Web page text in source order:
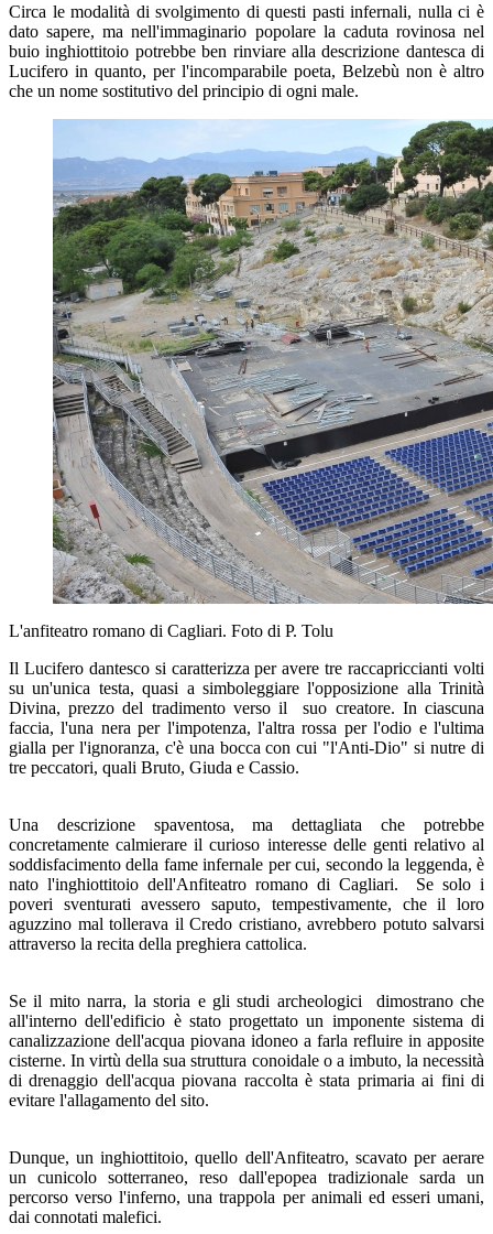
Circa le modalità di svolgimento di questi pasti infernali, nulla ci è
dato sapere, ma nell'immaginario popolare la caduta rovinosa nel
buio inghiottitoio potrebbe ben rinviare alla descrizione dantesca di
Lucifero in quanto, per l'incomparabile poeta, Belzebù non è altro
che un nome sostitutivo del principio di ogni male.
L'anfiteatro romano di Cagliari. Foto di P. Tolu
Il Lucifero dantesco si caratterizza per avere tre raccapriccianti volti
su un'unica testa, quasi a simboleggiare l'opposizione alla Trinità
Divina, prezzo del tradimento verso il suo creatore. In ciascuna
faccia, l'una nera per l'impotenza, l'altra rossa per l'odio e l'ultima
gialla per l'ignoranza, c'è una bocca con cui "l'Anti-Dio" si nutre di
tre peccatori, quali Bruto, Giuda e Cassio.
Una descrizione spaventosa, ma dettagliata che potrebbe
concretamente calmierare il curioso interesse delle genti relativo al
soddisfacimento della fame infernale per cui, secondo la leggenda, è
nato l'inghiottitoio dell'Anfiteatro romano di Cagliari. Se solo i
poveri sventurati avessero saputo, tempestivamente, che il loro
aguzzino mal tollerava il Credo cristiano, avrebbero potuto salvarsi
attraverso la recita della preghiera cattolica.
Se il mito narra, la storia e gli studi archeologici dimostrano che
all'interno dell'edificio è stato progettato un imponente sistema di
canalizzazione dell'acqua piovana idoneo a farla refluire in apposite
cisterne. In virtù della sua struttura conoidale o a imbuto, la necessità
di drenaggio dell'acqua piovana raccolta è stata primaria ai fini di
evitare l'allagamento del sito.
Dunque, un inghiottitoio, quello dell'Anfiteatro, scavato per aerare
un cunicolo sotterraneo, reso dall'epopea tradizionale sarda un
percorso verso l'inferno, una trappola per animali ed esseri umani,
dai connotati malefici.